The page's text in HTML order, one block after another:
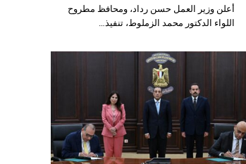
أعلن وزير العمل حسن رداد، ومحافظ مطروح
اللواء الدكتور محمد الزملوط، تنفيذ…